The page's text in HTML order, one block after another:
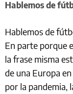
Hablemos de
Hablemos de
En parte porque
la frase misma
de una Europa
por la pandemia,